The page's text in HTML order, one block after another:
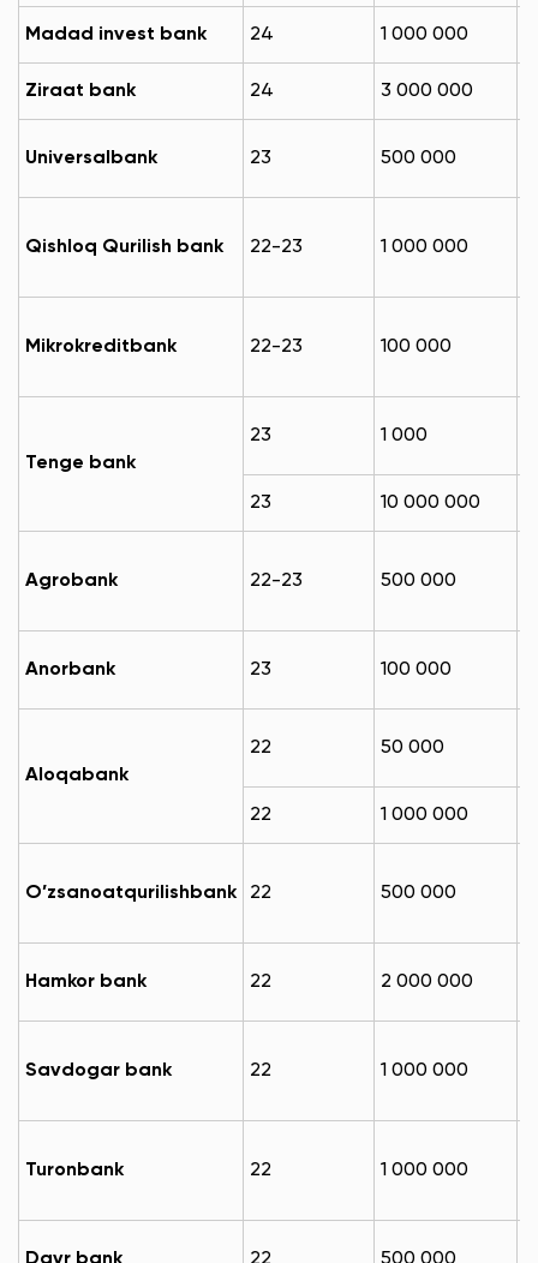
Madad invest bank 24 1 000 000
Ziraat bank 24 3 000 000
Universalbank 23 500 000
Qishloq Qurilish bank 22-23 1 000 000
Mikrokreditbank 22-23 100 000
Tenge bank
23 1 000
23 10 000 000
Agrobank 22-23 500 000
Anorbank 23 100 000
Aloqabank
22 50 000
22 1 000 000
O’zsanoatqurilishbank 22 500 000
Hamkor bank 22 2 000 000
Savdogar bank 22 1 000 000
Turonbank 22 1 000 000